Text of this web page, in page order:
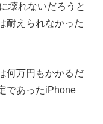
壊れないだろうと
耐えられなかった
何万円もかかるだ
であったiPhone